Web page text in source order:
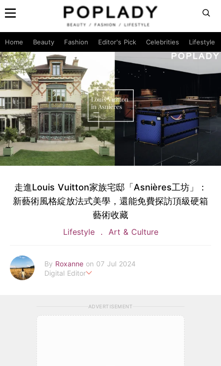
Home Beauty Fashion Editor's Pick Celebrities Lifestyle
走進Louis Vuitton家族宅邸「Asnières工坊」：
新藝術風格綻放法式美學，還能免費探訪頂級硬箱
藝術收藏
Lifestyle Art & Culture
By Roxanne on 07 Jul 2024
Digital Editor
roxanne.lee@poplady-mag.com
ADVERTISEMENT